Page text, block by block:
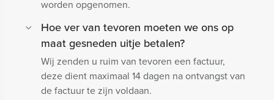
worden opgenomen.
Hoe ver van tevoren moeten we ons op
maat gesneden uitje betalen?
Wij zenden u ruim van tevoren een factuur,
deze dient maximaal 14 dagen na ontvangst van
de factuur te zijn voldaan.